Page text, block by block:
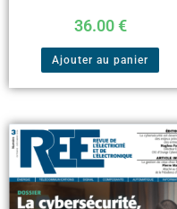
36.00€
Ajouter au panier